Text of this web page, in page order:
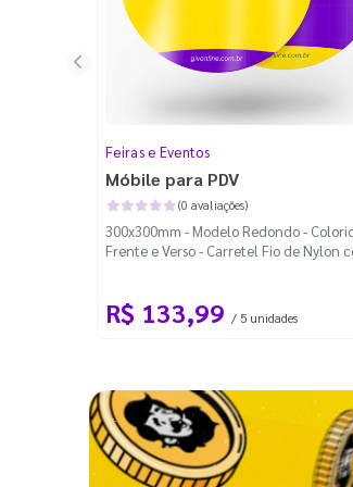
Feiras e Eventos
Móbile para PDV
(0 avaliações)
300x300mm - Modelo Redondo -
Frente e Verso - Carretel Fio de Nylon
R$ 133,99 / 5 unidades